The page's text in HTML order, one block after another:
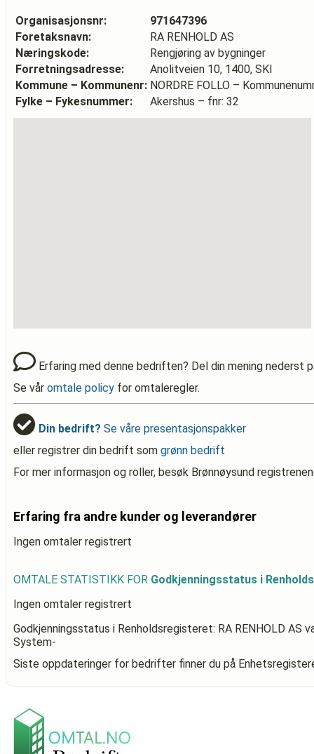
Organisasjonsnr:
971647396
Foretaksnavn:
RA RENHOLD AS
Næringskode:
Rengjøring av bygninger
Forretningsadresse:
Anolitveien 10, 1400, SKI
Kommune – Kommunenr: NORDRE FOLLO –
Fylke – Fykesnummer:
Akershus – fnr: 32
Erfaring med denne bedriften? Del din mening nederst
Se vår omtale policy for omtaleregler.
Din bedrift? Se våre presentasjonspakker
eller registrer din bedrift som grønn bedrift
For mer informasjon og roller, besøk Brønnøysund
Erfaring fra andre kunder og leverandører
Ingen omtaler registrert
OMTALE STATISTIKK FOR Godkjenningsstatus i
Ingen omtaler registrert
Godkjenningsstatus i Renholdsregisteret: RA RENHOLD AS
System-
Siste oppdateringer for bedrifter finner du på